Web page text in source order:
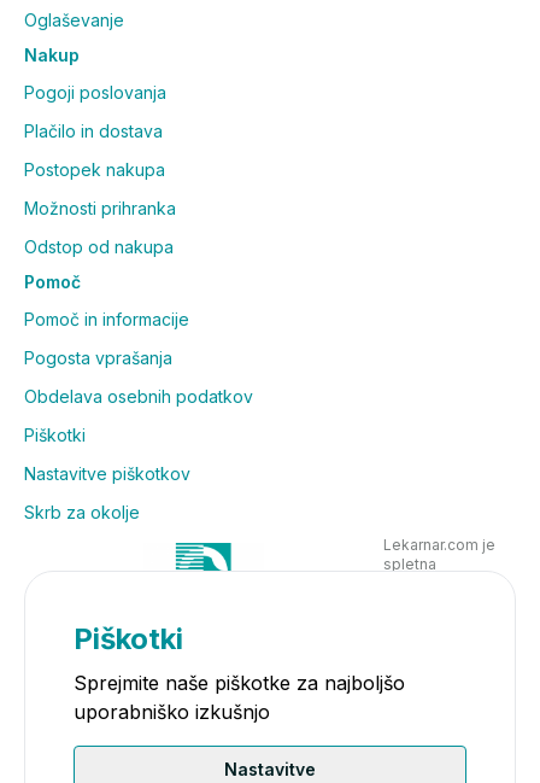
Oglaševanje
Nakup
Pogoji poslovanja
Plačilo in dostava
Postopek nakupa
Možnosti prihranka
Odstop od nakupa
Pomoč
Pomoč in informacije
Pogosta vprašanja
Obdelava osebnih podatkov
Piškotki
Nastavitve piškotkov
Skrb za okolje
Lekarnar.com je
spletna
Piškotki
Sprejmite naše piškotke za najboljšo
uporabniško izkušnjo
Nastavitve